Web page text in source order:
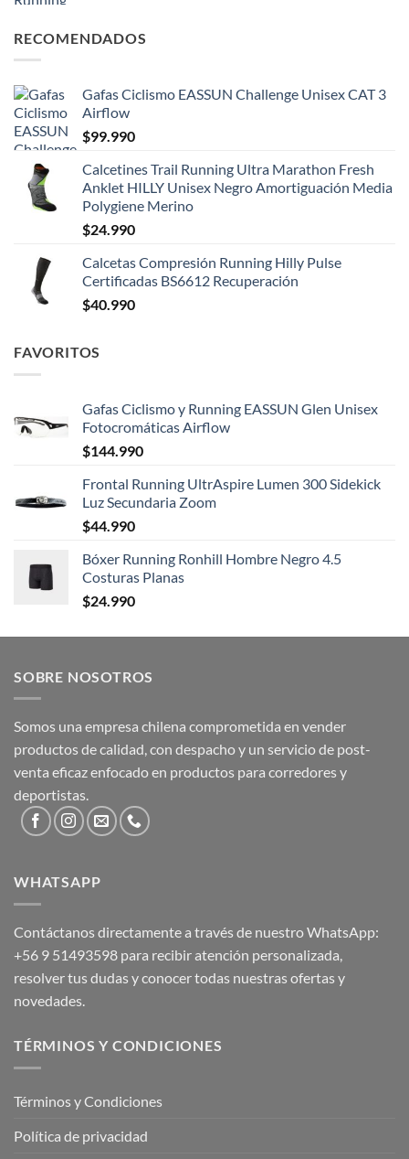
RECOMENDADOS
Gafas Ciclismo EASSUN Challenge Unisex CAT 3
Airflow
$99.990
Calcetines Trail Running Ultra Marathon Fresh
Anklet HILLY Unisex Negro Amortiguación Media
Polygiene Merino
$24.990
Calcetas Compresión Running Hilly Pulse
Certificadas BS6612 Recuperación
$40.990
FAVORITOS
Gafas Ciclismo y Running EASSUN Glen Unisex
Fotocromáticas Airflow
$144.990
Frontal Running UltrAspire Lumen 300 Sidekick
Luz Secundaria Zoom
$44.990
Bóxer Running Ronhill Hombre Negro 4.5
Costuras Planas
$24.990
SOBRE NOSOTROS
Somos una empresa chilena comprometida en vender
productos de calidad, con despacho y un servicio de post-
venta eficaz enfocado en productos para corredores y
deportistas.
WHATSAPP
Contáctanos directamente a través de nuestro WhatsApp:
+56 9 51493598 para recibir atención personalizada,
resolver tus dudas y conocer todas nuestras ofertas y
novedades.
TÉRMINOS Y CONDICIONES
Términos y Condiciones
Política de privacidad